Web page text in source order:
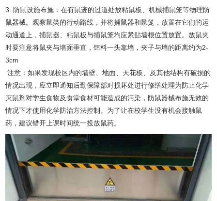
3. 防鼠设施布施：在有鼠迹的过道处放粘鼠板、机械捕鼠笼等物理防
鼠器械。观察鼠类的行动路线，并将捕鼠器和鼠笼，放置在它们的运
动通道上，捕鼠器、粘鼠板与捕鼠笼均应紧贴墙根位置放置。放鼠夹
时要注意将鼠夹与墙面垂直，饵料一头靠墙，夹子与墙的距离约为2-
3cm
注意：如果发现校区内的墙壁、地面、天花板、及其他结构有破损的
情况出现，应立即通知后勤保障部对损坏处进行修缮处理为防止化学
灭鼠剂对学生食物及食堂食材可能造成的污染，防鼠器械布施无效的
情况下才使用化学防治方法控制。为了让在校学生没有机会接触鼠
药，建议错开上课时间统一投放鼠药。